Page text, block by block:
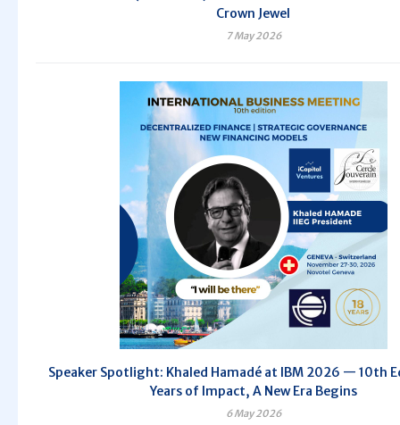
Crown Jewel
7 May 2026
Speaker Spotlight: Khaled Hamadé at IBM 2026 — 10th
Years of Impact, A New Era Begins
6 May 2026